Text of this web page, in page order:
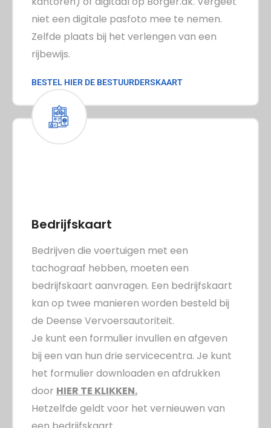
niet een digitale pasfoto mee te nemen.
Zelfde plaats bij het verlengen van een
rijbewijs.
BESTEL HIER DE BESTUURDERSKAART
Bedrijfskaart
Bedrijven die voertuigen met een
tachograaf hebben, moeten een
bedrijfskaart aanvragen. Een bedrijfskaart
kan op twee manieren worden besteld bij
de Deense Vervoersautoriteit.
Je kunt een formulier invullen en afgeven
bij een van hun drie servicecentra. Je kunt
het formulier downloaden en afdrukken
door HIER TE KLIKKEN.
Hetzelfde geldt voor het vernieuwen van